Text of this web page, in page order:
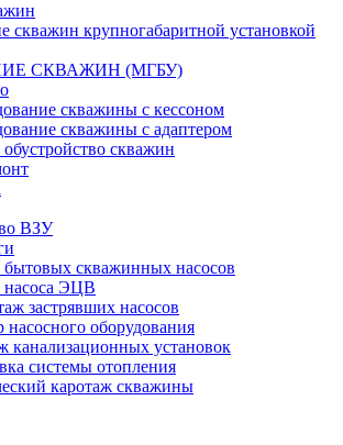
скважин крупногабаритной установкой
СКВАЖИН (МГБУ)
скважины с кессоном
скважины с адаптером
скважин
ВЗУ
бытовых скважинных насосов
насоса ЭЦВ
застрявших насосов
насосного оборудования
канализационных установок
системы отопления
каротаж скважины